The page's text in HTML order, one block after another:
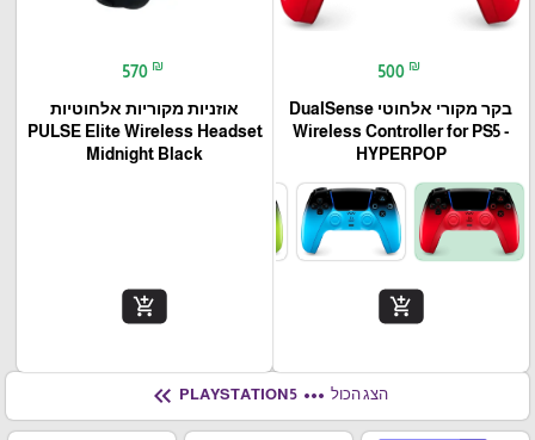
500 ₪
בקר מקורי אלחוטי DualSense
Wireless Controller for PS5 -
HYPERPOP
add_shopping_cart
570 ₪
אוזניות מקוריות אלחוטיות
PULSE Elite Wireless Headset
Midnight Black
add_shopping_cart
הצג הכול more_horiz
PLAYSTATION 5
keyboard_double_arrow_left